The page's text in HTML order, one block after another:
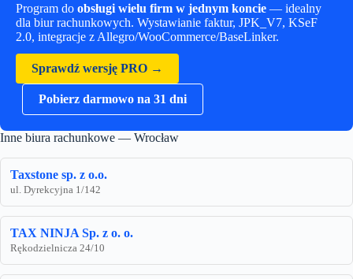
Program do obsługi wielu firm w jednym koncie — idealny
dla biur rachunkowych. Wystawianie faktur, JPK_V7, KSeF
2.0, integracje z Allegro/WooCommerce/BaseLinker.
Sprawdź wersję PRO →
Pobierz darmowo na 31 dni
Inne biura rachunkowe — Wrocław
Taxstone sp. z o.o.
ul. Dyrekcyjna 1/142
TAX NINJA Sp. z o. o.
Rękodzielnicza 24/10